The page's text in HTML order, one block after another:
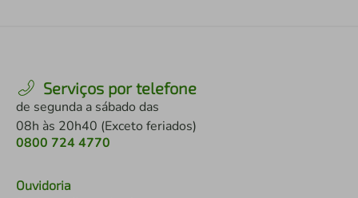
Serviços por telefone
de segunda a sábado das
08h às 20h40 (Exceto feriados)
0800 724 4770
Ouvidoria